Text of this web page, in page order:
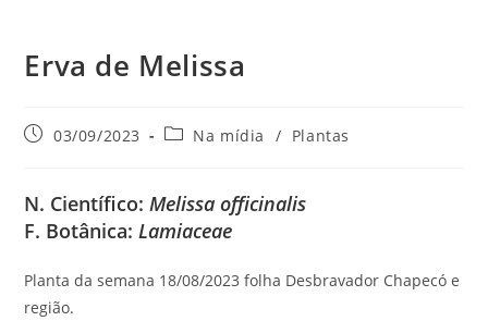
Erva de Melissa
Post03/09/2023
Categoria
Na mídia / Plantas
N. Científico:Melissa officinalis
F. Botânica:Lamiaceae
Planta da semana 18/08/2023 folha Desbravador Chapecó e
região.